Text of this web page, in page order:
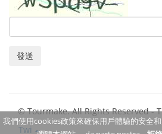
發送
© Tourmake. All Rights Reserved -
Twi
我們使用cookies政策來確保用戶體驗的安全